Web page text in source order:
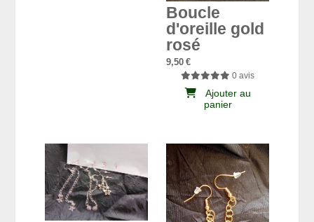
Boucle
d'oreille gold
rosé
9,50 €
0 avis
Ajouter au
panier